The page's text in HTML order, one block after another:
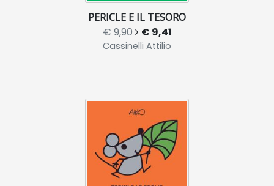
PERICLE E IL TESORO
€ 9,90 € 9,41
Cassinelli Attilio